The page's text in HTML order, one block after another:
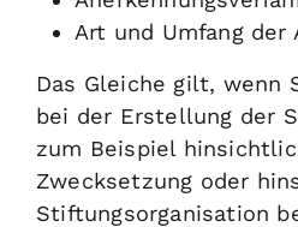
Art und Umfang der
Das Gleiche gilt, wenn
bei der Erstellung der
zum Beispiel
Zwecksetzung oder
Stiftungsorganisation